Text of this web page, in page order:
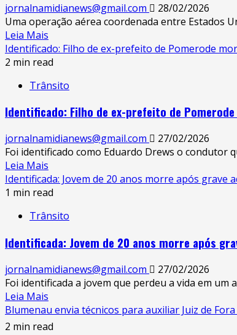
de
impostos
sobre
smartphones
e
eletrônicos
após
pressão.
jornalnamidianews@gmail.com
28/02/2026
Uma operação aérea coordenada entre Estados
Leia Mais
more
about
aéreo
EUA
Israel
a
escola
no
Irã
deixa
mais
de
50
mortos,
a
crianças.
Identificado: Filho de ex-prefeito de Pomerode
2 min read
Trânsito
Identificado: Filho de ex-prefeito de
jornalnamidianews@gmail.com
27/02/2026
Foi identificado como Eduardo Drews o condutor
Leia Mais
more
about
Filho
ex-
de
Pomerode
morre
em
acidente
Identificada: Jovem de 20 anos morre após grave
1 min read
Trânsito
Identificada: Jovem de 20 anos morre após
jornalnamidianews@gmail.com
27/02/2026
Foi identificada a jovem que perdeu a vida em um
Leia Mais
more
about
Blumenau envia técnicos para auxiliar Juiz de
2 min read